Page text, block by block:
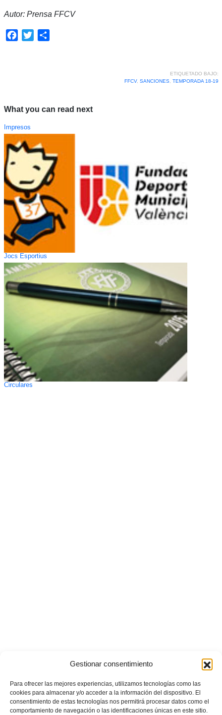
Gestionar consentimiento
Para ofrecer las mejores experiencias, utilizamos tecnologías como las
cookies para almacenar y/o acceder a la información del dispositivo. El
consentimiento de estas tecnologías nos permitirá procesar datos como el
comportamiento de navegación o las identificaciones únicas en este sitio.
Autor: Prensa FFCV
Facebook
Twitter
ETIQUETADO BAJO:
FFCV, SANCIONES, TEMPORADA 18-19
What you can read next
Impresos
Jocs Esportius
Circulares
POSTS RECIENTES